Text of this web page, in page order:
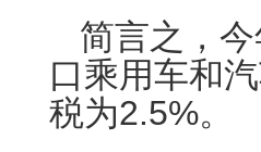
简言之，
口乘用车和
税为2.5%。